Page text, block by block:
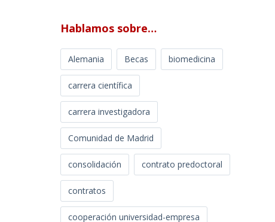
Hablamos sobre…
Alemania Becas biomedicina
carrera científica
carrera investigadora
Comunidad de Madrid
consolidación contrato predoctoral
contratos
cooperación universidad-empresa